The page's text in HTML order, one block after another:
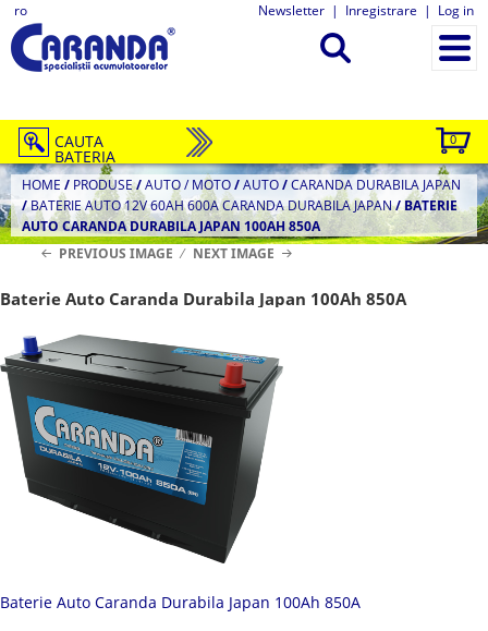
ro Newsletter | Inregistrare | Log in
0
CAUTA
BATERIA
HOME / PRODUSE/AUTO / MOTO/AUTO/CARANDA DURABILA JAPAN
/BATERIE AUTO 12V 60AH 600A CARANDA DURABILA JAPAN/BATERIE
AUTO CARANDA DURABILA JAPAN 100AH 850A
PREVIOUS IMAGE
NEXT IMAGE
Baterie Auto Caranda Durabila Japan 100Ah 850A
Baterie Auto Caranda Durabila Japan 100Ah 850A